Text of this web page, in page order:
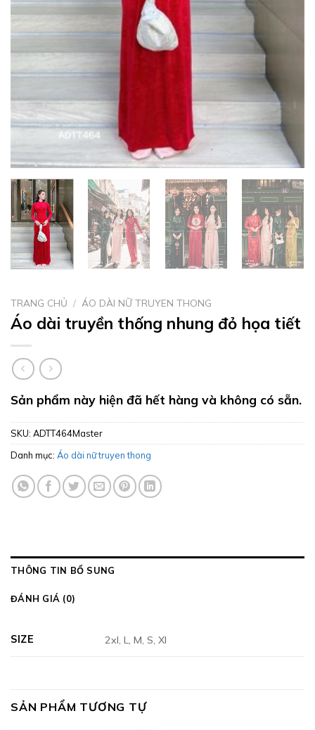
TRANG CHỦ / ÁO DÀI NỮ TRUYEN THONG
Áo dài truyền thống nhung đỏ họa tiết
Sản phẩm này hiện đã hết hàng và không có sẵn.
SKU: ADTT464Master
Danh mục: Áo dài nữ truyen thong
THÔNG TIN BỔ SUNG
ĐÁNH GIÁ (0)
SIZE 2xl, L, M, S, Xl
SẢN PHẨM TƯƠNG TỰ